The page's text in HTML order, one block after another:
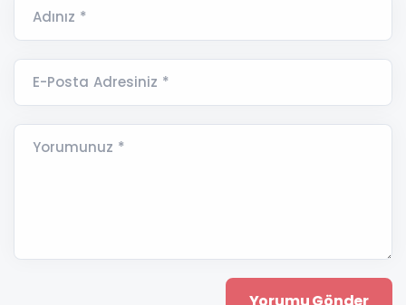
Adınız *
E-Posta Adresiniz *
Yorumunuz *